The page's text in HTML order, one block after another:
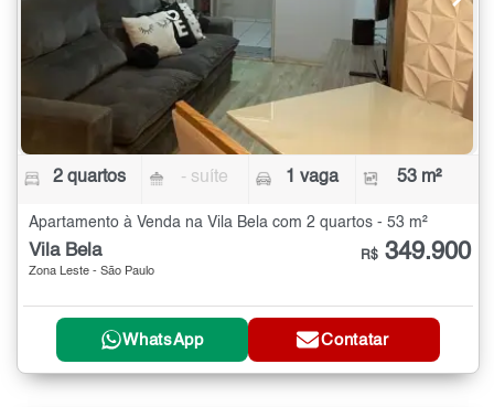
2 quartos - suíte 1 vaga 53 m²
Apartamento à Venda na Vila Bela com 2 quartos - 53 m²
Vila Bela
Zona Leste - São Paulo
R$ 349.900
WhatsApp Contatar